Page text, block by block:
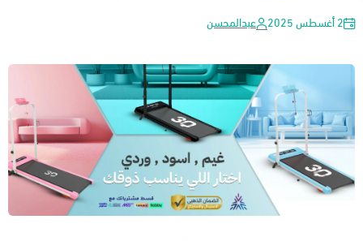
2 أغسطس 2025 عبدالمحسن